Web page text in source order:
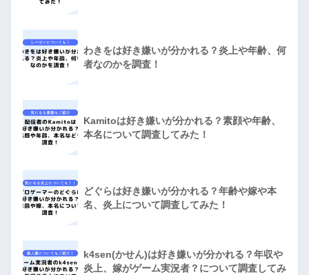
わきをは好き嫌いが分かれる？炎上や年齢、何
者なのかを調査！
Kamitoは好き嫌いが分かれる？素顔や年齢、
本名について調査してみた！
どぐらは好き嫌いが分かれる？年齢や嫁や本
名、炎上について調査してみた！
k4sen(かせん)は好き嫌いが分かれる？年収や
炎上、嫁がゲーム実況者？について調査してみ